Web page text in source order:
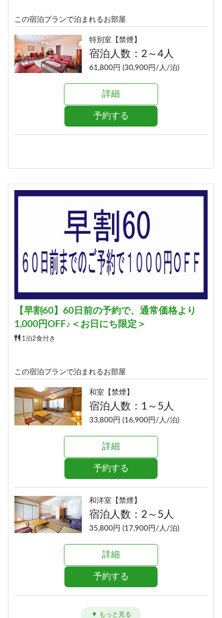
この宿泊プランで泊まれるお部屋
特別室【禁煙】
宿泊人数：2～4人
61,800円 (30,900円/人/泊)
詳細
予約する
【早割60】60日前の予約で、通常価格より
1,000円OFF♪＜お日にち限定＞
1泊2食付き
この宿泊プランで泊まれるお部屋
和室【禁煙】
宿泊人数：1～5人
33,800円 (16,900円/人/泊)
詳細
予約する
和洋室【禁煙】
宿泊人数：2～5人
35,800円 (17,900円/人/泊)
詳細
予約する